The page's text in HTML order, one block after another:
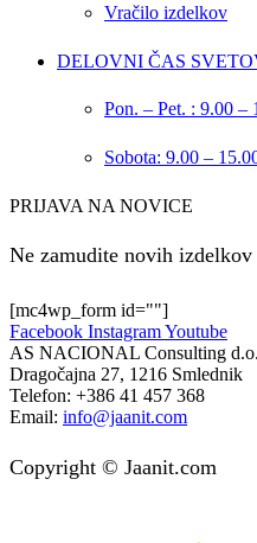
Vračilo izdelkov
DELOVNI ČAS
Pon. – Pet. : 9.00 –
Sobota: 9.00 –
PRIJAVA NA NOVICE
Ne zamudite novih
[mc4wp_form id=""]
Facebook InstagramYoutube
AS NACIONAL Consulting
Dragočajna 27, 1216 Smlednik
Telefon: +386 41 457 368
Email: info@jaanit.com
Copyright © Jaanit.com